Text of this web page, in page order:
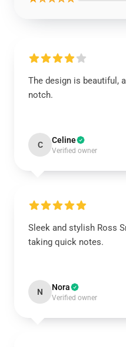
The design is beautiful,
notch.
C Celine
Verified owner
Sleek and stylish Ross
taking quick notes.
N Nora
Verified owner